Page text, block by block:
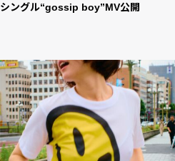
シングル“gossip boy”MV公開